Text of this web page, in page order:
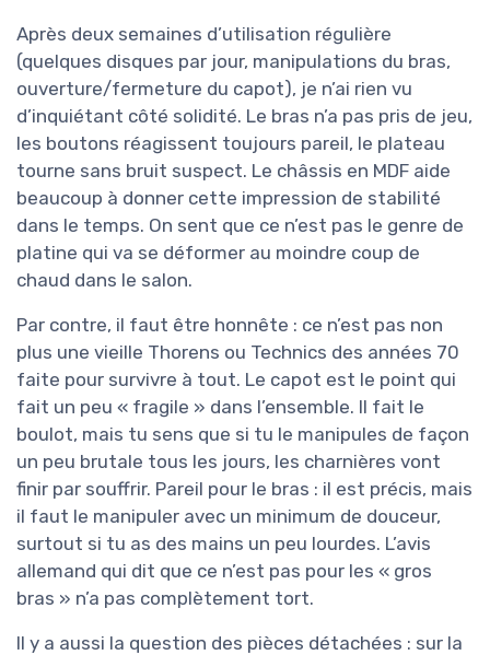
Après deux semaines d’utilisation régulière
(quelques disques par jour, manipulations du bras,
ouverture/fermeture du capot), je n’ai rien vu
d’inquiétant côté solidité. Le bras n’a pas pris de jeu,
les boutons réagissent toujours pareil, le plateau
tourne sans bruit suspect. Le châssis en MDF aide
beaucoup à donner cette impression de stabilité
dans le temps. On sent que ce n’est pas le genre de
platine qui va se déformer au moindre coup de
chaud dans le salon.
Par contre, il faut être honnête : ce n’est pas non
plus une vieille Thorens ou Technics des années 70
faite pour survivre à tout. Le capot est le point qui
fait un peu « fragile » dans l’ensemble. Il fait le
boulot, mais tu sens que si tu le manipules de façon
un peu brutale tous les jours, les charnières vont
finir par souffrir. Pareil pour le bras : il est précis, mais
il faut le manipuler avec un minimum de douceur,
surtout si tu as des mains un peu lourdes. L’avis
allemand qui dit que ce n’est pas pour les « gros
bras » n’a pas complètement tort.
Il y a aussi la question des pièces détachées : sur la